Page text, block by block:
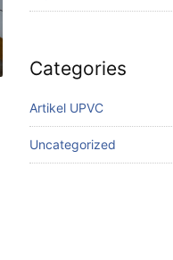
Categories
Artikel UPVC
Uncategorized